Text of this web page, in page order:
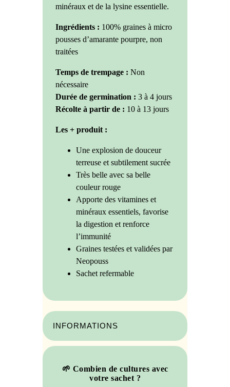
minéraux et de la lysine essentielle.
Ingrédients : 100% graines à micro
pousses d’amarante pourpre, non
traitées
Temps de trempage : Non
nécessaire
Durée de germination : 3 à 4 jours
Récolte à partir de : 10 à 13 jours
Les + produit :
Une explosion de douceur
terreuse et subtilement sucrée
Très belle avec sa belle
couleur rouge
Apporte des vitamines et
minéraux essentiels, favorise
la digestion et renforce
l’immunité
Graines testées et validées par
Neopouss
Sachet refermable
INFORMATIONS
🌱 Combien de cultures avec
votre sachet ?